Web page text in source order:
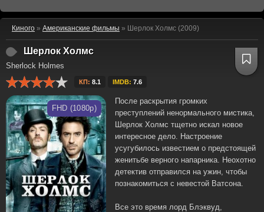
Киного » Американские фильмы » Шерлок Холмс (2009)
Шерлок Холмс
Sherlock Holmes
КП: 8.1 IMDB: 7.6
FHD (1080p)
После раскрытия громких
преступлений ненормального мистика,
Шерлок Холмс тщетно искал новое
интересное дело. Настроение
усугубилось известием о предстоящей
женитьбе верного напарника. Неохотно
детектив отправился на ужин, чтобы
познакомиться с невестой Ватсона.
Все это время лорд Блэквуд,